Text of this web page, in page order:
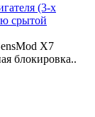
(3-х
срытой
X7
блокировка..